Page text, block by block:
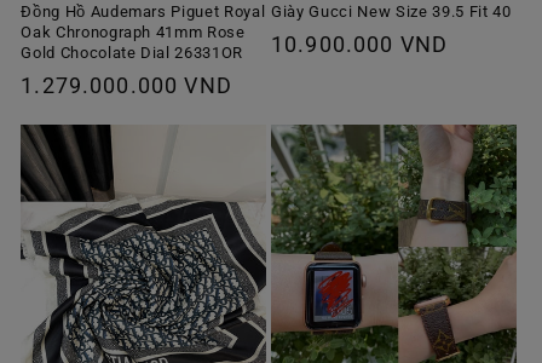
Đồng Hồ Audemars Piguet Royal
Oak Chronograph 41mm Rose
Gold Chocolate Dial 26331OR
Giá
thường
1.279.000.000 VND
Giày Gucci New Size 39.5 Fit 40
Giá
10.900.000 VND